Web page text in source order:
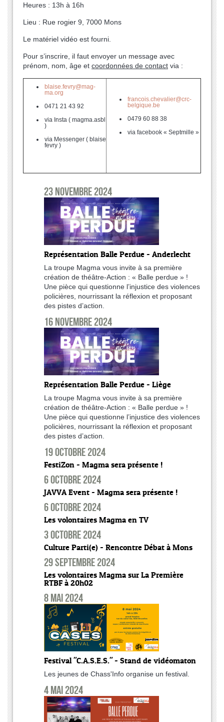
Heures : 13h à 16h
Lieu : Rue rogier 9, 7000 Mons
Le matériel vidéo est fourni.
Pour s’inscrire, il faut envoyer un message avec
prénom, nom, âge et coordonnées de contact via :
blaise.fevry@mag-
ma.org
0471 21 43 92
via Insta ( magma.asbl
)
via Messenger ( blaise
fevry )
francois.chevalier@crc-
belgique.be
0479 60 88 38
via facebook « Septmille »
23 novembre 2024
Représentation Balle Perdue - Anderlecht
La troupe Magma vous invite à sa première
création de théâtre-Action : « Balle perdue » !
Une pièce qui questionne l’injustice des violences
policières, nourrissant la réflexion et proposant
des pistes d’action.
16 novembre 2024
Représentation Balle Perdue - Liège
La troupe Magma vous invite à sa première
création de théâtre-Action : « Balle perdue » !
Une pièce qui questionne l’injustice des violences
policières, nourrissant la réflexion et proposant
des pistes d’action.
19 octobre 2024
FestiZon - Magma sera présente !
6 octobre 2024
JAVVA Event - Magma sera présente !
6 octobre 2024
Les volontaires Magma en TV
3 octobre 2024
Culture Parti(e) - Rencontre Débat à Mons
29 septembre 2024
Les volontaires Magma sur La Première
RTBF à 20h02
8 mai 2024
Festival "C.A.S.E.S." - Stand de vidéomaton
Les jeunes de Chass'Info organise un festival.
4 mai 2024